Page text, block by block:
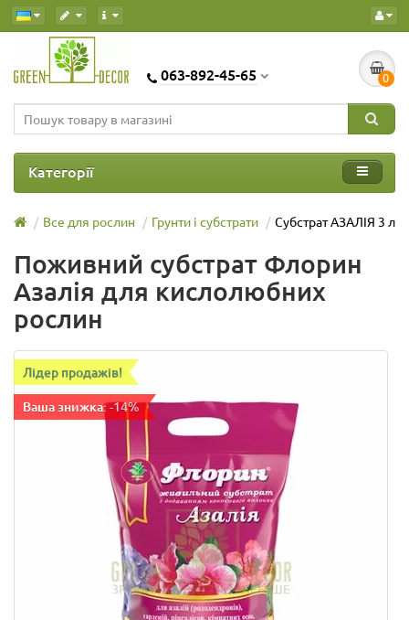
063-892-45-65 0
Категорії
Все для рослин Грунти і субстрати Субстрат АЗАЛІЯ 3 л
Поживний субстрат Флорин
Азалія для кислолюбних
рослин
Лідер продажів!
Ваша знижка: -14%